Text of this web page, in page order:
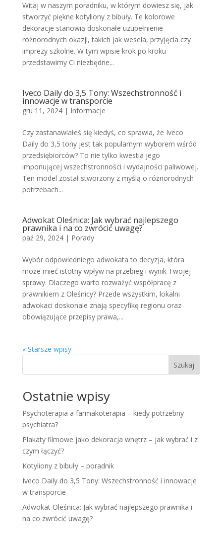
Witaj w naszym poradniku, w którym dowiesz się, jak
stworzyć piękne kotyliony z bibuły. Te kolorowe
dekoracje stanowią doskonałe uzupełnienie
różnorodnych okazji, takich jak wesela, przyjęcia czy
imprezy szkolne. W tym wpisie krok po kroku
przedstawimy Ci niezbędne...
Iveco Daily do 3,5 Tony: Wszechstronność i
innowacje w transporcie
gru 11, 2024| Informacje
Czy zastanawiałeś się kiedyś, co sprawia, że Iveco
Daily do 3,5 tony jest tak popularnym wyborem wśród
przedsiębiorców? To nie tylko kwestia jego
imponującej wszechstronności i wydajności paliwowej.
Ten model został stworzony z myślą o różnorodnych
potrzebach...
Adwokat Oleśnica: Jak wybrać najlepszego
prawnika i na co zwrócić uwagę?
paź 29, 2024| Porady
Wybór odpowiedniego adwokata to decyzja, która
może mieć istotny wpływ na przebieg i wynik Twojej
sprawy. Dlaczego warto rozważyć współpracę z
prawnikiem z Oleśnicy? Przede wszystkim, lokalni
adwokaci doskonale znają specyfikę regionu oraz
obowiązujące przepisy prawa,...
« Starsze wpisy
Szukaj
Ostatnie wpisy
Psychoterapia a farmakoterapia – kiedy potrzebny
psychiatra?
Plakaty filmowe jako dekoracja wnętrz – jak wybrać i z
czym łączyć?
Kotyliony z bibuły – poradnik
Iveco Daily do 3,5 Tony: Wszechstronność i innowacje
w transporcie
Adwokat Oleśnica: Jak wybrać najlepszego prawnika i
na co zwrócić uwagę?